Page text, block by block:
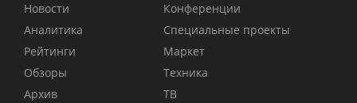
Новости
Аналитика
Рейтинги
Обзоры
Архив
Конференции
Специальные проекты
Маркет
Техника
ТВ